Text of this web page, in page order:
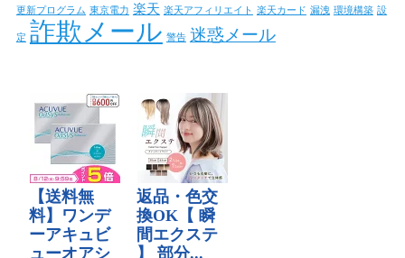
更新プログラム 東京電力 楽天 楽天アフィリエイト 楽天カード 漏洩 環境構築 設
定 詐欺メール 警告 迷惑メール